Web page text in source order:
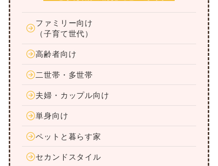
ファミリー向け
（子育て世代）
高齢者向け
二世帯・多世帯
夫婦・カップル向け
単身向け
ペットと暮らす家
セカンドスタイル